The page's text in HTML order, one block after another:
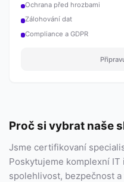
Ochrana před hrozbami
Zálohování dat
Compliance a GDPR
Proč si vybrat naše
Jsme certifikovaní
Poskytujeme komplexní
spolehlivost, bezpečnost a